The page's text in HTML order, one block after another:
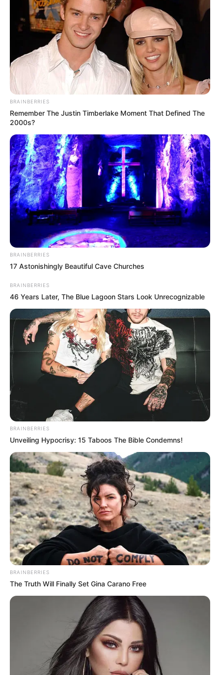
TAGS
ΒΑΣΙΛΙΚΟ ΝΕΑ
ΤΑΥΤΟΤΗΤΑ ΚΑΙ ΕΠΙΚΟΙΝΩΝΙΑ ΟΡΟΙ ΧΡΗΣΗΣ
BRAINBERRIES
Remember The Justin Timberlake Moment That Defined The
2000s?
BRAINBERRIES
17 Astonishingly Beautiful Cave Churches
BRAINBERRIES
46 Years Later, The Blue Lagoon Stars Look Unrecognizable
BRAINBERRIES
Unveiling Hypocrisy: 15 Taboos The Bible Condemns!
BRAINBERRIES
The Truth Will Finally Set Gina Carano Free